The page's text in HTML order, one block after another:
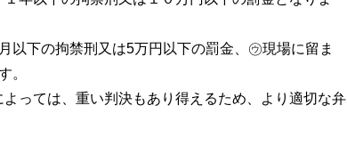
以下の拘禁刑又は5万円以下の罰金、㋒現場に留ま
。
っては、重い判決もあり得えるため、より適切な弁